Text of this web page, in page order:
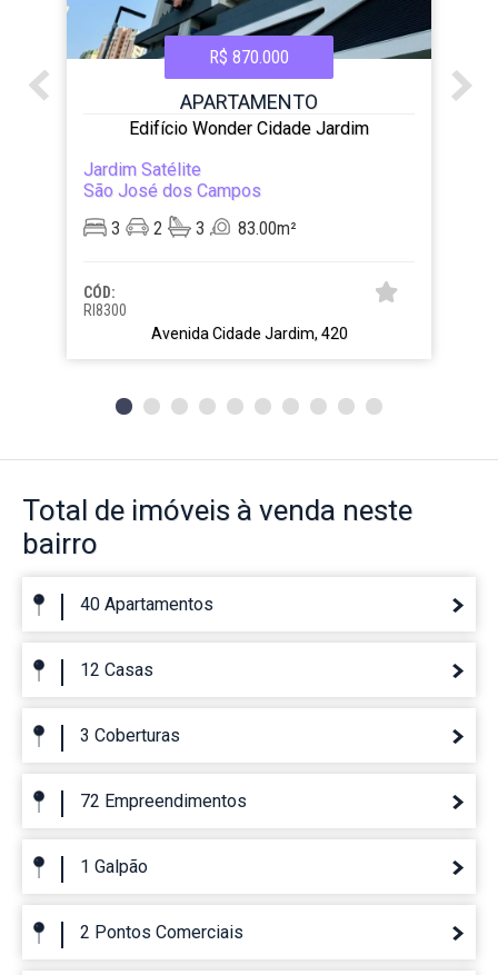
R$ 870.000
APARTAMENTO
Edifício Wonder Cidade Jardim
Jardim Satélite
São José dos Campos
3
2 3 83.00m²
CÓD:
RI8300
Avenida Cidade Jardim, 420
Total de imóveis à venda neste
bairro
40 Apartamentos
12 Casas
3 Coberturas
72 Empreendimentos
1 Galpão
2 Pontos Comerciais